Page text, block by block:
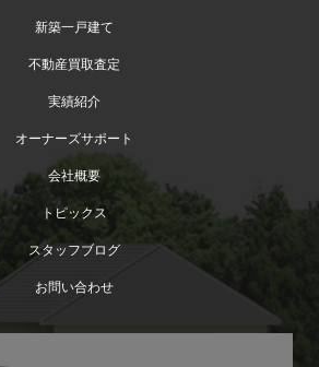
新築一戸建て
不動産買取査定
実績紹介
オーナーズサポート
会社概要
トピックス
スタッフブログ
お問い合わせ